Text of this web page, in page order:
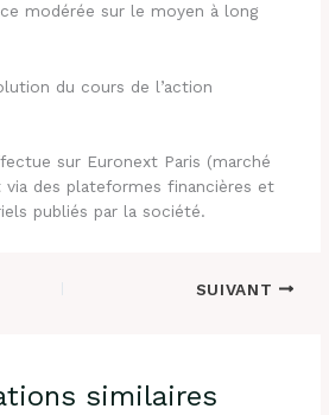
modérée sur le moyen à long
du cours de l’action
sur Euronext Paris (marché
via des plateformes financières et
publiés par la société.
SUIVANT
similaires